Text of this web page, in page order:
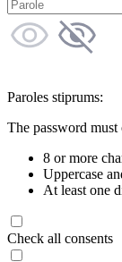
Paroles stiprums:
The password must
8 or more
Uppercase
At least one
Check all consents